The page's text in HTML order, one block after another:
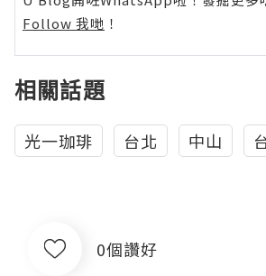
Follow 我哋 ！
相關話題
光一珈琲 台北 中山
0個讚好